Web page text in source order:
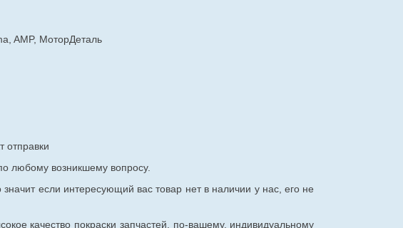
AMP, МоторДеталь
отправки
любому возникшему вопросу.
если интересующий вас товар нет в наличии у нас, его не
качество покраски запчастей, по-вашему, индивидуальному